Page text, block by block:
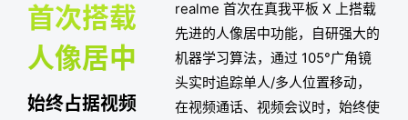
首次搭载
人像居中
始终占据视频
realme 首次在真我平板 X 上搭载
先进的人像居中功能，自研强大的
机器学习算法，通过 105°广角镜
头实时追踪单人/多人位置移动，
在视频通话、视频会议时，始终使